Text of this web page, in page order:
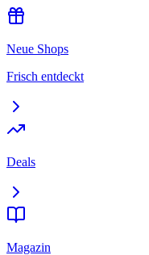
Neue Shops
Frisch entdeckt
Deals
Magazin